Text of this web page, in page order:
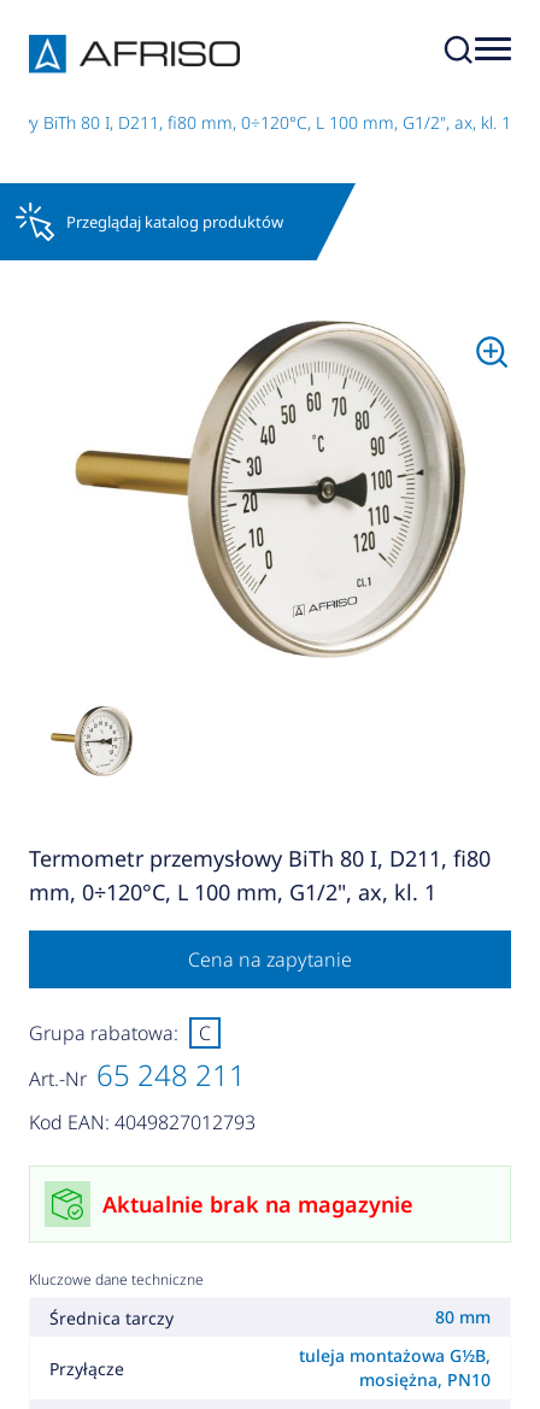
BiTh 80 I, D211, fi80 mm, 0÷120°C, L 100 mm, G1/2", ax, kl. 1
Przeglądaj katalog produktów
Termometr przemysłowy BiTh 80 I, D211, fi80
mm, 0÷120°C, L 100 mm, G1/2", ax, kl. 1
Cena na zapytanie
Art.-Nr 65 248 211
Kod EAN: 4049827012793
Grupa rabatowa: C
Aktualnie brak na magazynie
Kluczowe dane techniczne
Średnica tarczy 80 mm
Przyłącze
tuleja montażowa G½B,
mosiężna, PN10